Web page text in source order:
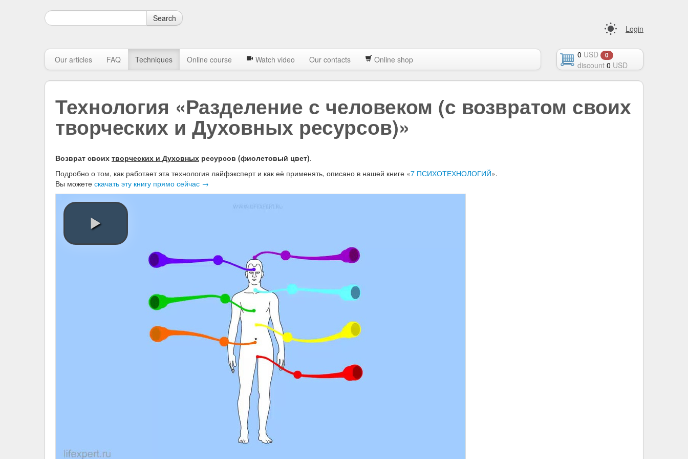
Search
Login
Our articles FAQ Techniques Online course Watch video Our contacts Online shop 0 USD 0
discount 0 USD
Технология «Разделение с человеком (с возвратом своих
творческих и Духовных ресурсов)»
Возврат своих творческих и Духовных ресурсов (фиолетовый цвет).
Подробно о том, как работает эта технология лайфэксперт и как её применять, описано в нашей книге «7 ПСИХОТЕХНОЛОГИЙ».
Вы можете скачать эту книгу прямо сейчас →